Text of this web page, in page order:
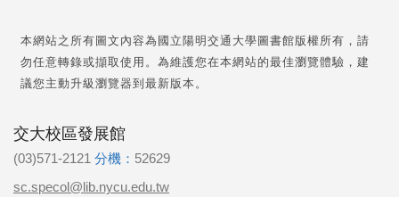
本網站之所有圖文內容為國立陽明交通大學圖書館版權所有，請
勿任意轉錄或擷取使用。為維護您在本網站的最佳瀏覽體驗，建
議您主動升級瀏覽器到最新版本。
交大校區發展館
(03)571-2121 分機： 52629
sc.specol@lib.nycu.edu.tw